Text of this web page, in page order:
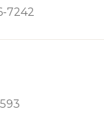
7242